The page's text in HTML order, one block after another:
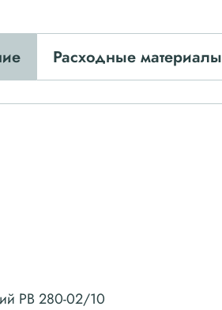
Расходные материалы
РВ 280-02/10